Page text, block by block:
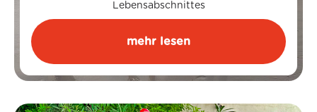
Lebensabschnittes
mehr lesen